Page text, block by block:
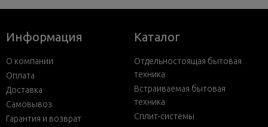
Информация
О компании
Оплата
Доставка
Самовывоз
Гарантия и возврат
Каталог
Отдельностоящая бытовая
техника
Встраиваемая бытовая
техника
Сплит-системы